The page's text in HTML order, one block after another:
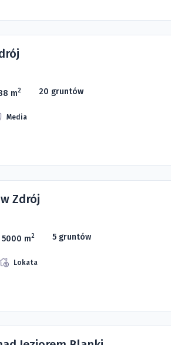
m2 20 gruntów
Media
Zdrój
m2 5 gruntów
Lokata